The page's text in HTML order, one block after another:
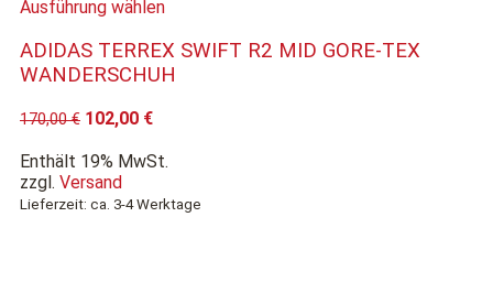
Ausführung wählen
ADIDAS TERREX SWIFT R2 MID GORE-TEX
WANDERSCHUH
170,00€ 102,00 €
Enthält 19% MwSt.
zzgl. Versand
Lieferzeit: ca. 3-4 Werktage